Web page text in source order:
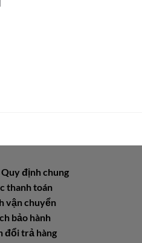
định chung
thanh toán
vận chuyển
bảo hành
đổi trả hàng